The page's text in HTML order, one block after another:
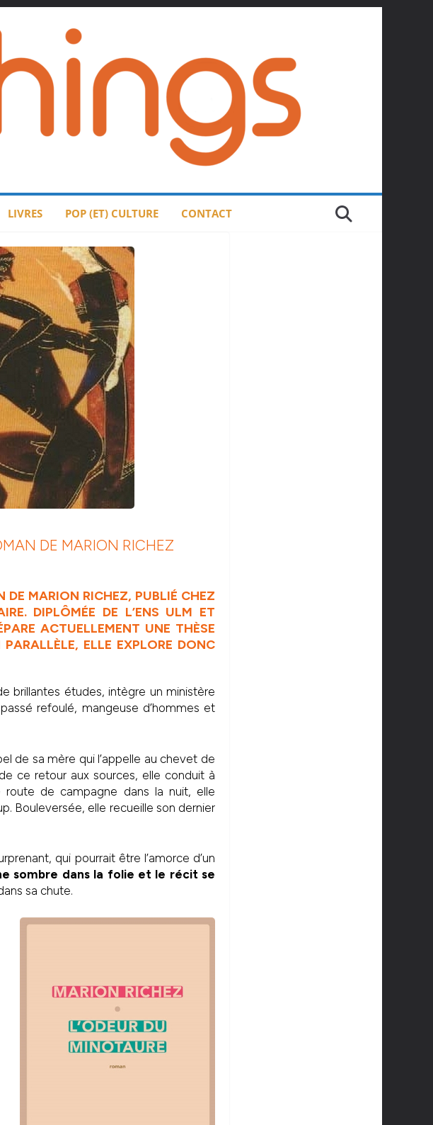
LIVRES POP (ET) CULTURE CONTACT
DE MARION RICHEZ
DE MARION RICHEZ, PUBLIÉ CHEZ
DIPLÔMÉE DE L’ENS ULM ET
ACTUELLEMENT UNE THÈSE
ELLE EXPLORE DONC
brillantes études, intègre un ministère
refoulé, mangeuse d’hommes et
de sa mère qui l’appelle au chevet de
ce retour aux sources, elle conduit à
de campagne dans la nuit, elle
Bouleversée, elle recueille son dernier
qui pourrait être l’amorce d’un
sombre dans la folie et le récit se
sa chute.